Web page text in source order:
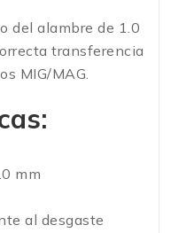
del alambre de 1.0
transferencia
MIG/MAG.
mm
al desgaste